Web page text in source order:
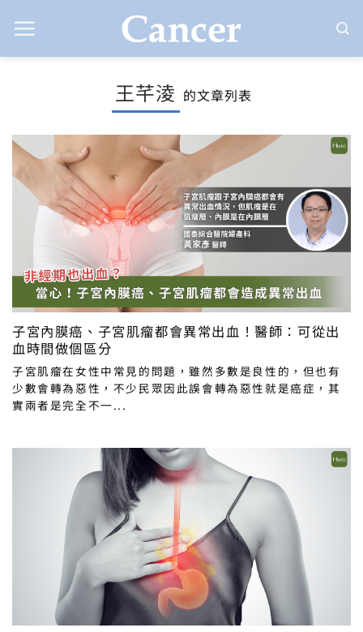
to
王芊淩 的文章列表
子宮內膜癌、子宮肌瘤都會異常出血！醫師：可從出
血時間做個區分
子宮肌瘤在女性中常見的問題，雖然多數是良性的，但也有
少數會轉為惡性，不少民眾因此誤會轉為惡性就是癌症，其
實兩者是完全不一...